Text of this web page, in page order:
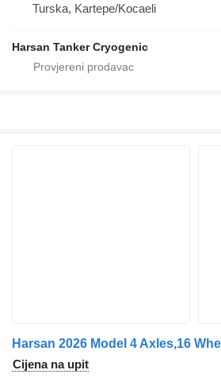
Turska, Kartepe/Kocaeli
Harsan Tanker Cryogenic
Cijena na upit